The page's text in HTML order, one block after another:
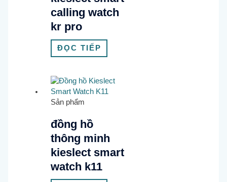
calling watch
kr pro
ĐỌC TIẾP
Sản phẩm
đồng hồ
thông minh
kieslect smart
watch k11